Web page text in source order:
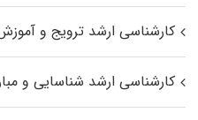
کارشناسی ارشد ترویج و
کارشناسی ارشد شناسایی و